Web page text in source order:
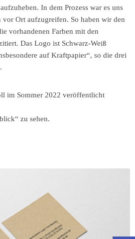
In dem Prozess war es uns
Ort aufzugreifen. So haben wir den
vorhandenen Farben mit den
Das Logo ist Schwarz-Weiß
auf Kraftpapier“, so die drei
im Sommer 2022 veröffentlicht
zu sehen.